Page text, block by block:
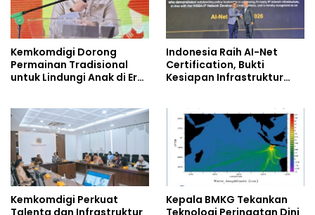
Kemkomdigi Dorong
Permainan Tradisional
untuk Lindungi Anak di Era
Indonesia Raih AI-Net
Certification, Bukti
Kesiapan Infrastruktur
Kemkomdigi Perkuat
Talenta dan Infrastruktur
Kepala BMKG Tekankan
Teknologi Peringatan Dini